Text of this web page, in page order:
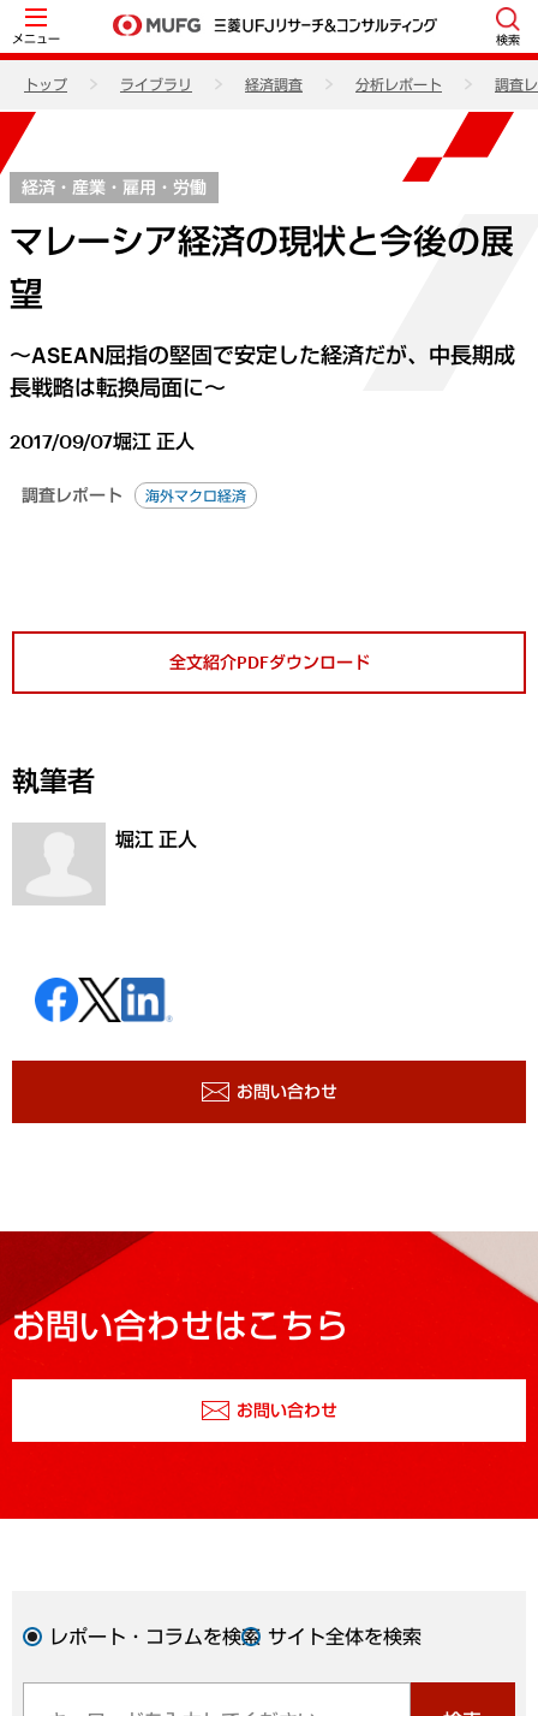
メニュー 検索
トップ ライブラリ 経済調査 分析レポート 調査
経済・産業・雇用・労働
マレーシア経済の現状と今後の展
望
～ASEAN屈指の堅固で安定した経済だが、中長期成
長戦略は転換局面に～
2017/09/07堀江 正人
調査レポート 海外マクロ経済
全文紹介PDFダウンロード
執筆者
堀江 正人
お問い合わせ
お問い合わせはこちら
お問い合わせ
レポート・コラムを検索 サイト全体を検索